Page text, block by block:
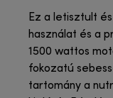
Ez a letisztult
használat és a
1500 wattos
fokozatú
tartomány a